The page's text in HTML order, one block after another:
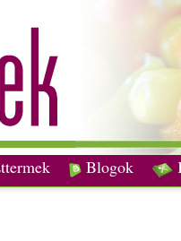
Blogok